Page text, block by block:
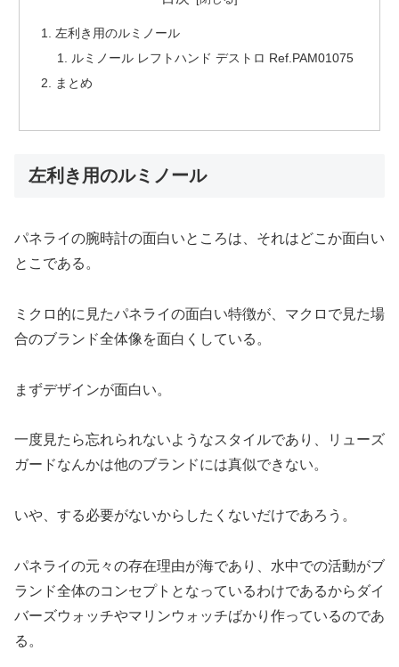
左利き用のルミノール
ルミノール レフトハンド デストロ Ref.PAM01075
まとめ
左利き用のルミノール
パネライの腕時計の面白いところは、それはどこか面白い
とこである。
ミクロ的に見たパネライの面白い特徴が、マクロで見た場
合のブランド全体像を面白くしている。
まずデザインが面白い。
一度見たら忘れられないようなスタイルであり、リューズ
ガードなんかは他のブランドには真似できない。
いや、する必要がないからしたくないだけであろう。
パネライの元々の存在理由が海であり、水中での活動がブ
ランド全体のコンセプトとなっているわけであるからダイ
バーズウォッチやマリンウォッチばかり作っているのであ
る。